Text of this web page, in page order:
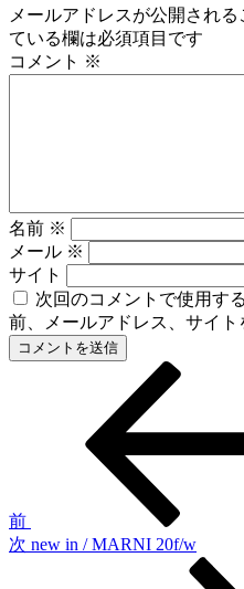
メールアドレスが公開される
ている欄は必須項目です
コメント ※
名前 ※
メール ※
サイト
次回のコメントで使用す
前、メールアドレス、サイト
ゲ
ー
前
次
次 new in / MARNI 20f/w